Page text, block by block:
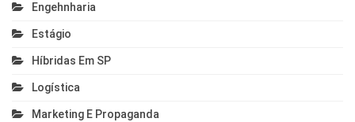
Engehnharia
Estágio
Híbridas Em SP
Logística
Marketing E Propaganda